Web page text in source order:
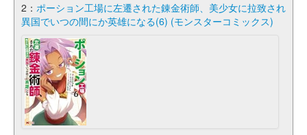
2： ポーション工場に左遷された錬金術師、美少女に拉致され
異国でいつの間にか英雄になる(6) (モンスターコミックス)